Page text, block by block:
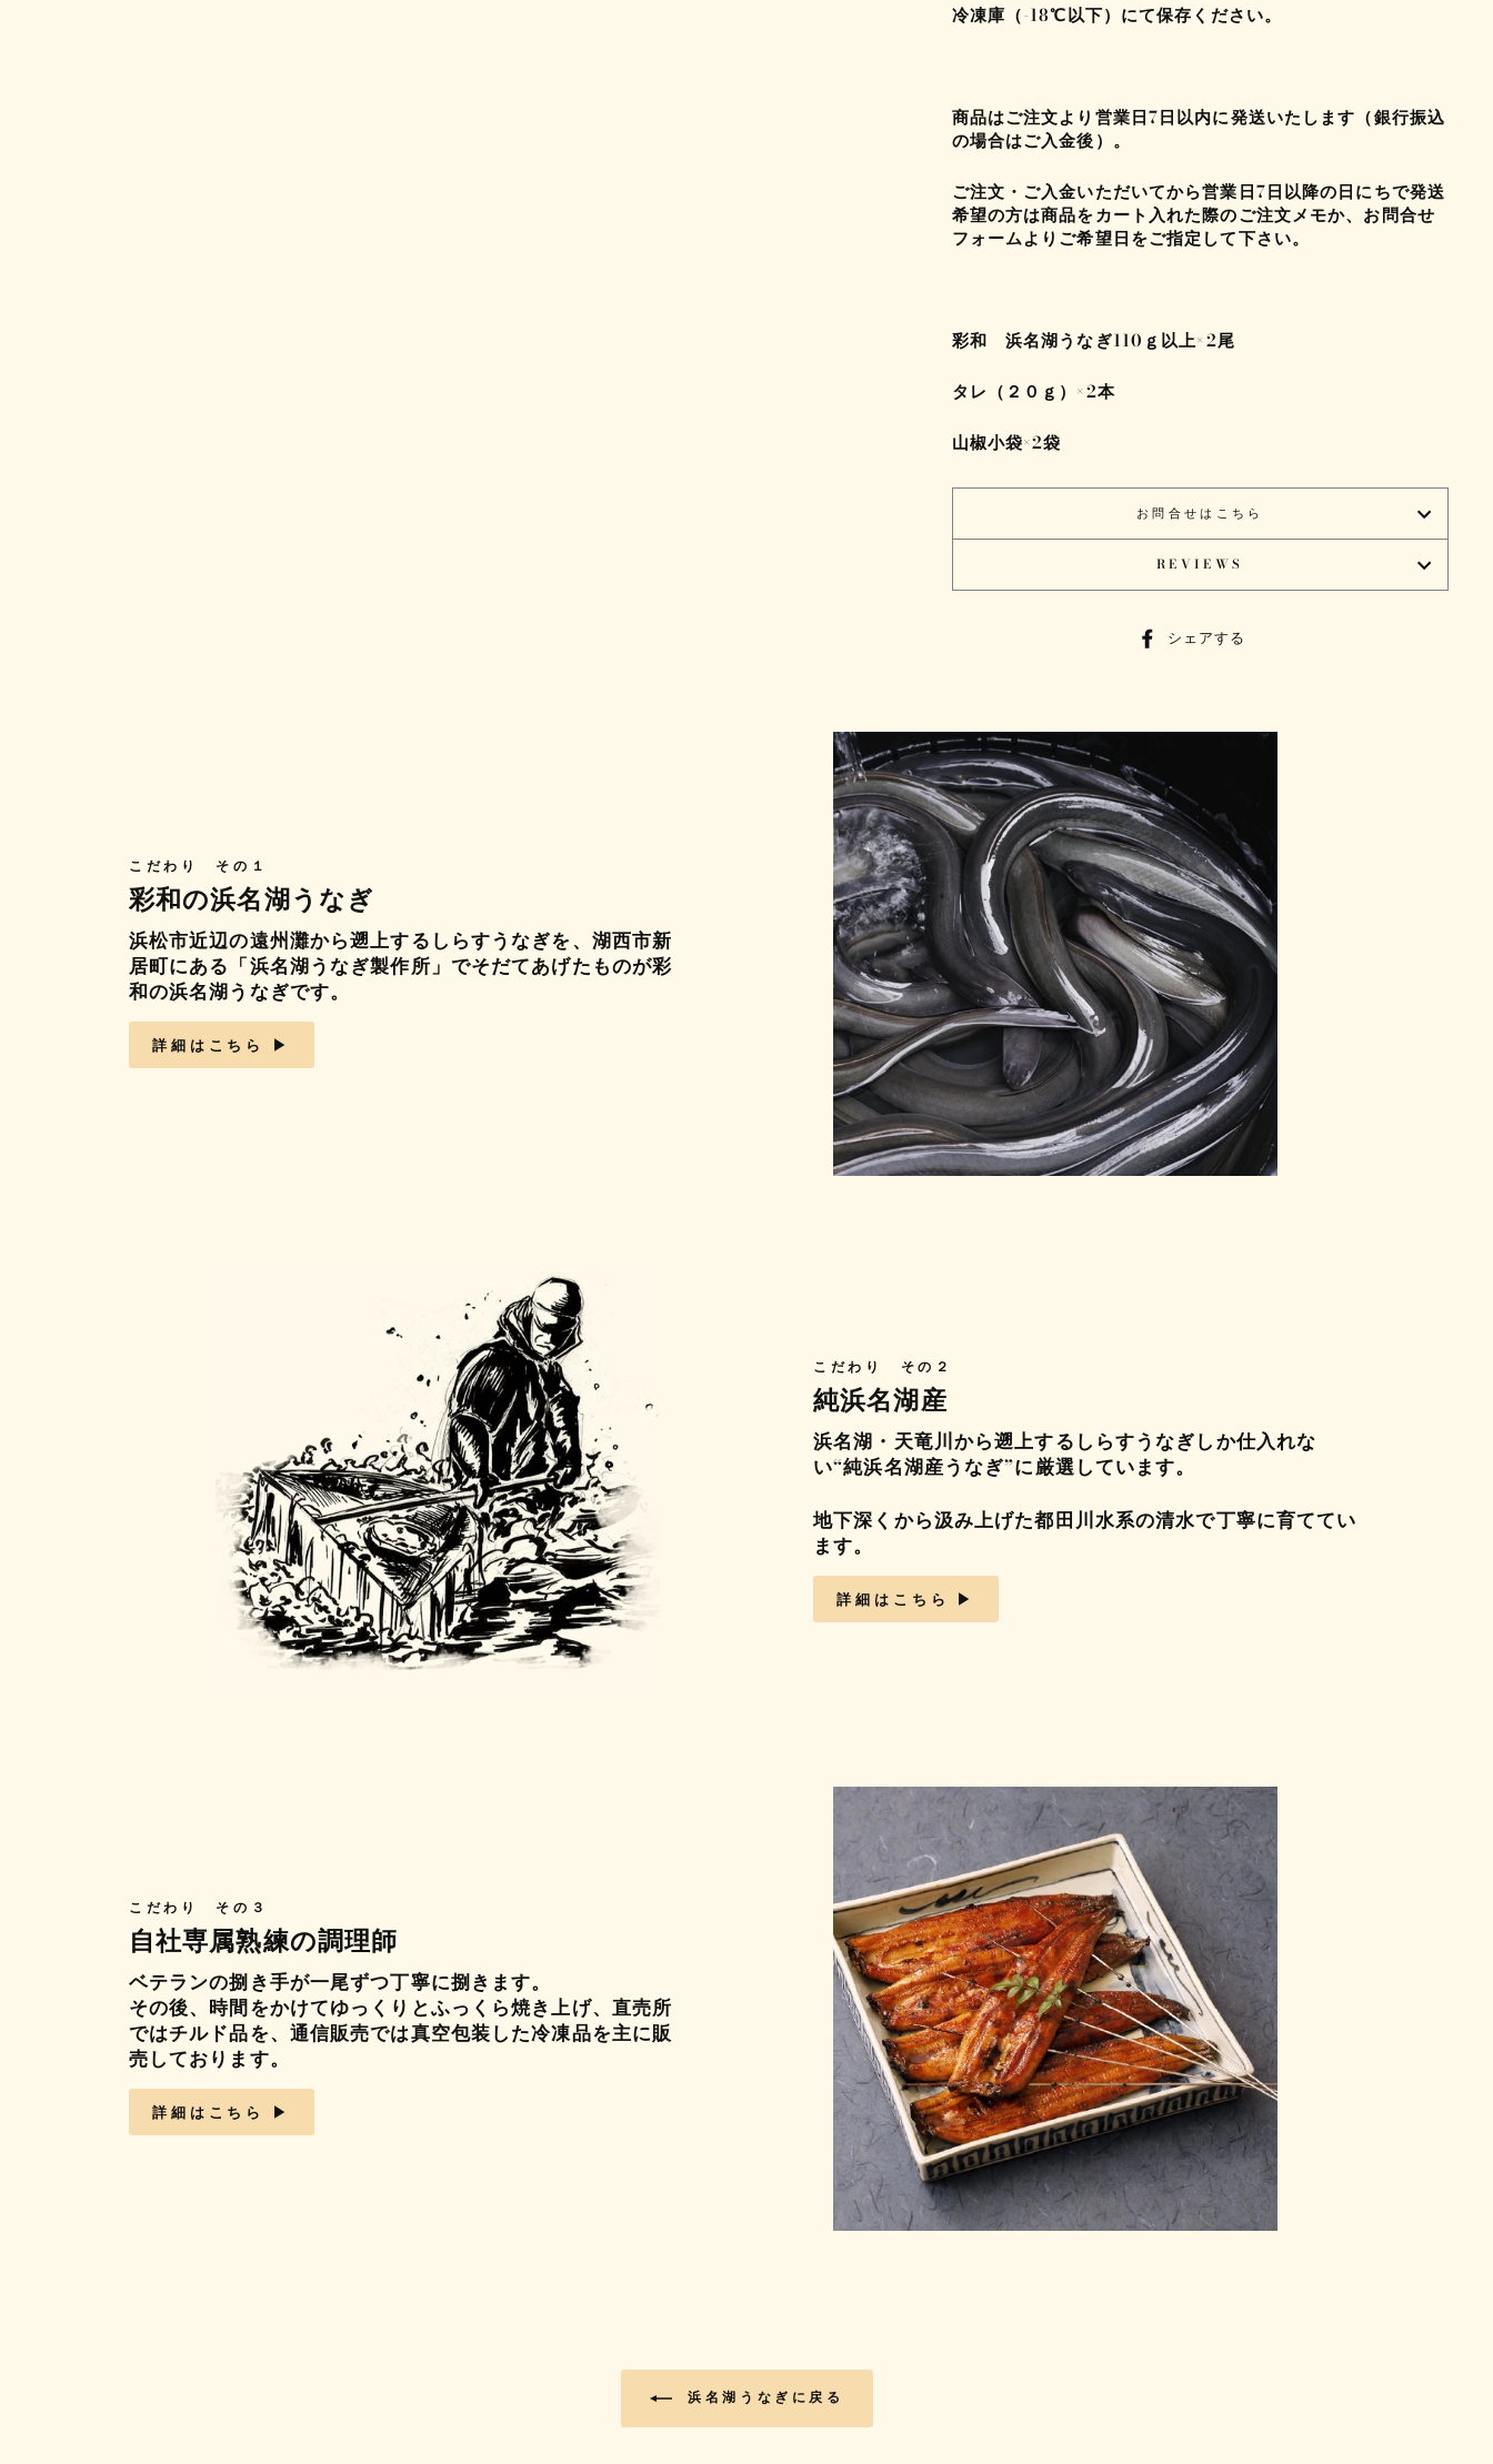
冷凍庫（-18℃以下）にて保存ください。
商品はご注文より営業日7日以内に発送いたします（銀行振込
の場合はご入金後）。
ご注文・ご入金いただいてから営業日7日以降の日にちで発送
希望の方は商品をカート入れた際のご注文メモか、お問合せ
フォームよりご希望日をご指定して下さい。
彩和 浜名湖うなぎ110 ｇ以上×2尾
タレ（２０ｇ）×2本
山椒小袋×2袋
お問合せはこちら
REVIEWS
シェアする
る
こだわり その１
彩和の浜名湖うなぎ
浜松市近辺の遠州灘から遡上するしらすうなぎを、湖西市新
居町にある「浜名湖うなぎ製作所」でそだてあげたものが彩
和の浜名湖うなぎです。
詳細はこちら ▶
こだわり その２
純浜名湖産
浜名湖・天竜川から遡上するしらすうなぎしか仕入れな
い“純浜名湖産うなぎ”に厳選しています。
地下深くから汲み上げた都田川水系の清水で丁寧に育ててい
ます。
詳細はこちら ▶
こだわり その３
自社専属熟練の調理師
ベテランの捌き手が一尾ずつ丁寧に捌きます。
その後、時間をかけてゆっくりとふっくら焼き上げ、直売所
ではチルド品を、通信販売では真空包装した冷凍品を主に販
売しております。
詳細はこちら ▶
浜名湖うなぎに戻る